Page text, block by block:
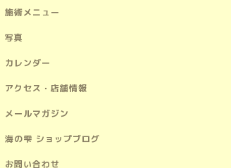
施術メニュー
写真
カレンダー
アクセス・店舗情報
メールマガジン
海の雫 ショップブログ
お問い合わせ